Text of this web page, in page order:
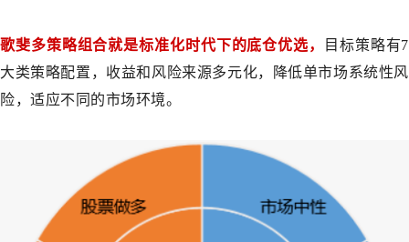
歌斐多策略组合就是标准化时代下的底仓优选，
目标策略有7
大类策略配置，收益和风险来源多元化，降低单市场系统性风
险，适应不同的市场环境。